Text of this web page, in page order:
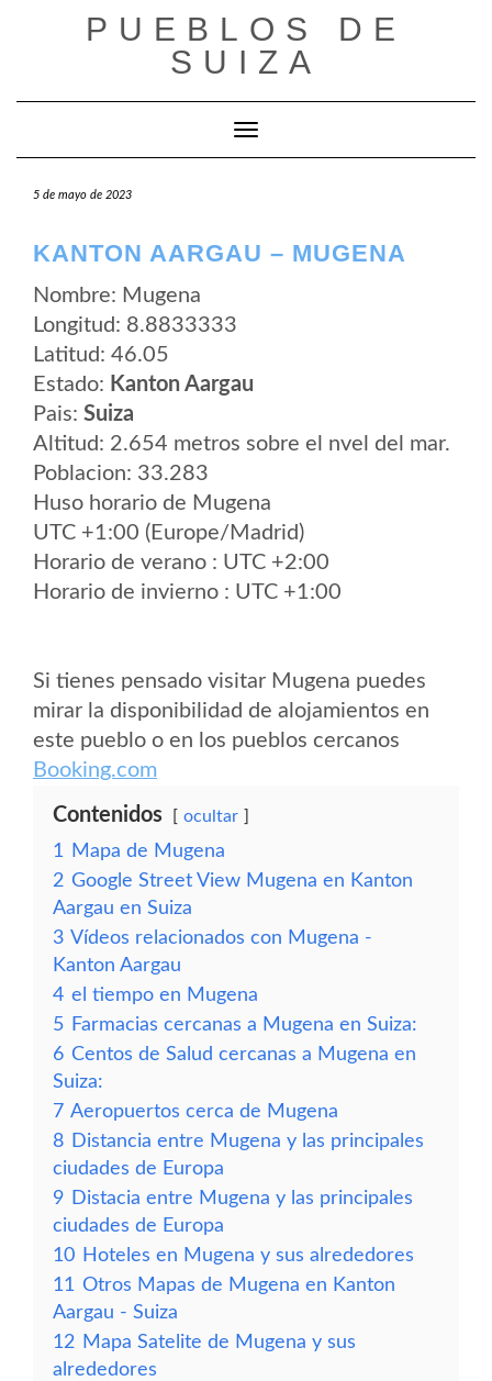
PUEBLOS DE
SUIZA
Cambiar modo de navegación
5 de mayo de 2023
KANTON AARGAU – MUGENA
Nombre: Mugena
Longitud: 8.8833333
Latitud: 46.05
Estado: Kanton Aargau
Pais: Suiza
Altitud: 2.654 metros sobre el nvel del mar.
Poblacion: 33.283
Huso horario de Mugena
UTC +1:00 (Europe/Madrid)
Horario de verano : UTC +2:00
Horario de invierno : UTC +1:00
Si tienes pensado visitar Mugena puedes
mirar la disponibilidad de alojamientos en
este pueblo o en los pueblos cercanos
Booking.com
Contenidos ocultar
1
Mapa de Mugena
2 Google Street View Mugena en Kanton
Aargau en Suiza
3 Vídeos relacionados con Mugena -
Kanton Aargau
4 el tiempo en Mugena
5 Farmacias cercanas a Mugena en Suiza:
6 Centos de Salud cercanas a Mugena en
Suiza:
7 Aeropuertos cerca de Mugena
8 Distancia entre Mugena y las principales
ciudades de Europa
9 Distacia entre Mugena y las principales
ciudades de Europa
10 Hoteles en Mugena y sus alrededores
11 Otros Mapas de Mugena en Kanton
Aargau - Suiza
12 Mapa Satelite de Mugena y sus
alrededores